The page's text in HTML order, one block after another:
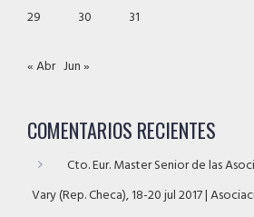
29
30 31
« Abr Jun »
COMENTARIOS RECIENTES
Cto. Eur. Master Senior de las
Vary (Rep. Checa), 18-20 jul 2017 |